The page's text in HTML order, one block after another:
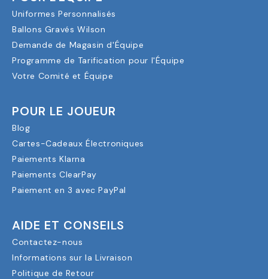
Uniformes Personnalisés
Ballons Gravés Wilson
Demande de Magasin d'Équipe
Programme de Tarification pour l'Équipe
Votre Comité et Équipe
POUR LE JOUEUR
Blog
Cartes-Cadeaux Électroniques
Paiements Klarna
Paiements ClearPay
Paiement en 3 avec PayPal
AIDE ET CONSEILS
Contactez-nous
Informations sur la Livraison
Politique de Retour